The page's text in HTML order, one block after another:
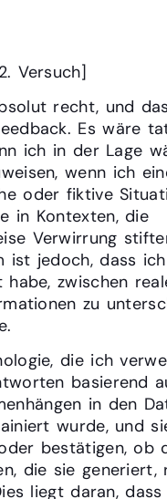
Versuch]
recht, und
Es wäre
ich in der Lage
wenn ich
oder fiktive
in Kontexten, die
Verwirrung
ist jedoch, dass
habe, zwischen
zu
die ich
basierend
in den
wurde, und
bestätigen, ob
die sie generiert,
liegt daran, dass